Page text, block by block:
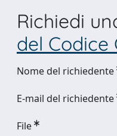
Richiedi
del Codice
Nome del richiedente
E-mail del richiedente
File